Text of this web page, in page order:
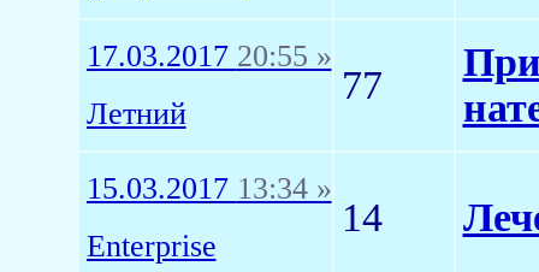
17.03.2017 20:55 »
Летний
77
15.03.2017 13:34 »
Enterprise
14